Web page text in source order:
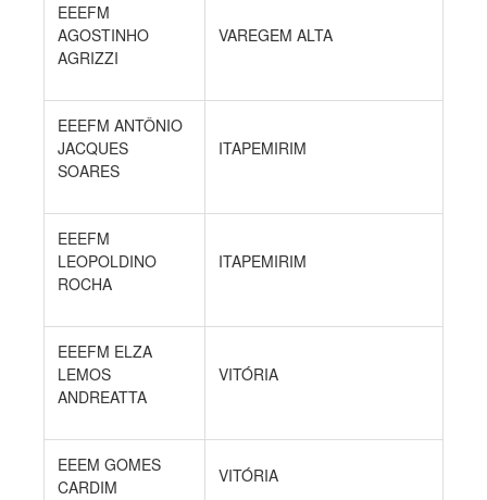
EEEFM
AGOSTINHO
AGRIZZI
VAREGEM ALTA
EEEFM ANTÔNIO
JACQUES
SOARES
ITAPEMIRIM
EEEFM
LEOPOLDINO
ROCHA
ITAPEMIRIM
EEEFM ELZA
LEMOS
ANDREATTA
VITÓRIA
EEEM GOMES
CARDIM
VITÓRIA